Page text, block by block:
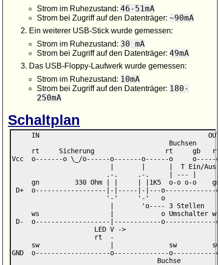
Strom im Ruhezustand: 46-51mA
Strom bei Zugriff auf den Datenträger: ~90mA
Ein weiterer USB-Stick wurde gemessen:
Strom im Ruhezustand: 30 mA
Strom bei Zugriff auf den Datenträger: 49mA
Das USB-Floppy-Laufwerk wurde gemessen:
Strom im Ruhezustand: 10mA
Strom bei Zugriff auf den Datenträger: 180-
250mA
Schaltplan
     IN                                           OUT
                                        Buchsen
     rt     Sicherung                  rt     gb   rt
Vcc  o-------o \_/o------o-------o------o     o-----o
                         |       |      |  T Ein/Aus
                        .-.     .-.     | --- |
     gn         330 Ohm | |     | |1K5  o-o o-o    gn
D+  o------------------|-|-----|-|---o-------------o
                        '-'     '-'   o
                         |       'o---- 3 Stellen
     ws                  |            o Umschalter ws
D-  o-------------------|------------o-------------o
                     LED V ->
                     rt  -
     sw                  |              sw         sw
GND  o-------------------o--------------o-----------o
                                     Buchse